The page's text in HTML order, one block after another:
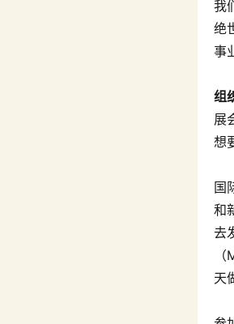
我
绝
事
组
展
想
国
和
去
天